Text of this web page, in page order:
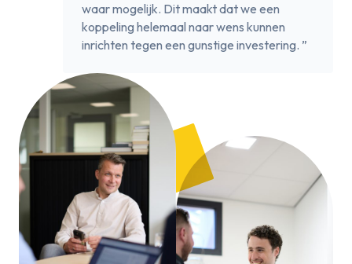
waar mogelijk. Dit maakt dat we een
koppeling helemaal naar wens kunnen
inrichten tegen een gunstige investering. ”